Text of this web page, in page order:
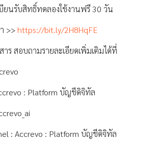
ยนรับสิทธิ์ทดลองใช้งานฟรี 30 วัน
>>https://bit.ly/2H8HqFE
ร สอบถามรายละเอียดเพิ่มเติมได้ที่
: Platform บัญชีดิจิทัล
: Accrevo : Platform บัญชีดิจิทัล